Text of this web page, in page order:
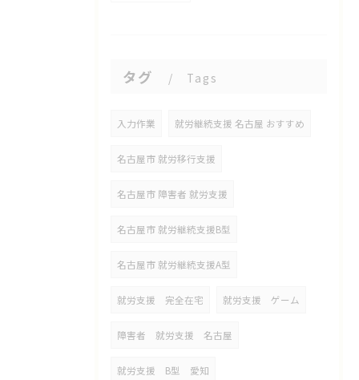
タグ Tags
入力作業 就労継続支援 名古屋 おすすめ
名古屋市 就労移行支援
名古屋市 障害者 就労支援
名古屋市 就労継続支援B型
名古屋市 就労継続支援A型
就労支援 完全在宅 就労支援 ゲーム
障害者 就労支援 名古屋
就労支援 B型 愛知